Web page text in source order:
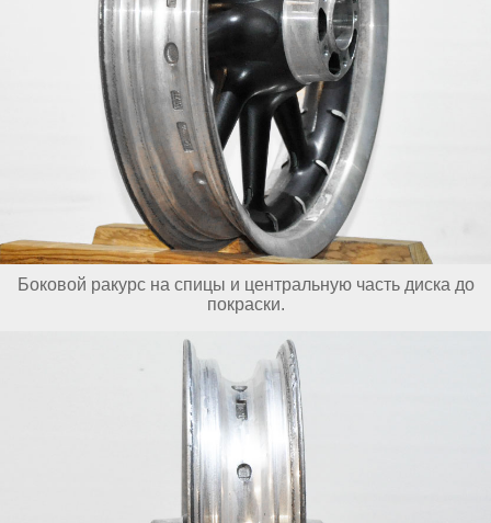
Боковой ракурс на спицы и центральную часть диска до
покраски.